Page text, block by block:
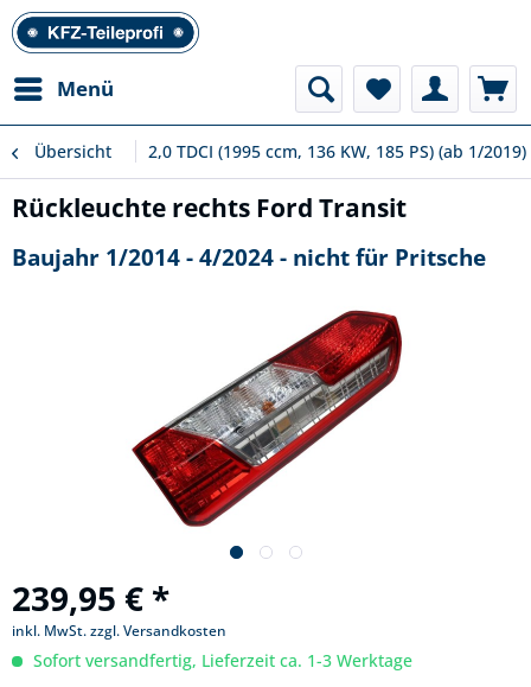
Menü
Übersicht 2,0 TDCI (1995 ccm, 136 KW, 185 PS) (ab 1/2019)
Rückleuchte rechts Ford Transit
Baujahr 1/2014 - 4/2024 - nicht für Pritsche
239,95 € *
inkl. MwSt.zzgl. Versandkosten
Sofort versandfertig, Lieferzeit ca. 1-3 Werktage